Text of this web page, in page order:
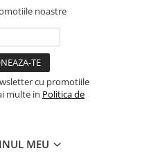
noastre
cu promotiile
multe in Politica de
MEU